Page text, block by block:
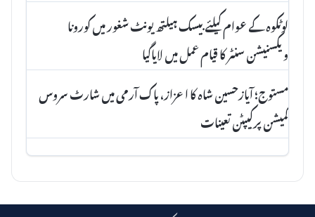
لوٹکوہ کے عوام کیلئے بیسک ہیلتھ یونٹ شغور میں کورونا
ویکسنیشن سنٹر کا قیام عمل میں لایاگیا
مستوج؛ آیازحسین شاہ کا اعزاز، پاک آرمی میں شارٹ سروس
کمیشن پرکیپٹن تعینات